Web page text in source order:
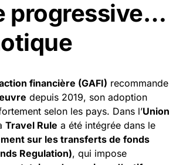
progressive…
financière (GAFI) recommande
depuis 2019, son adoption
selon les pays. Dans l’Union
Travel Rule a été intégrée dans le
sur les transferts de fonds
Regulation), qui impose